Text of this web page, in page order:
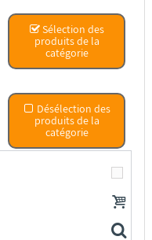
Sélection des
produits de la
catégorie
Désélection des
produits de la
catégorie